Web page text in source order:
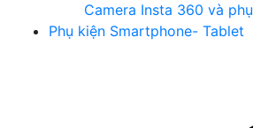
Camera Insta 360 và
Phụ kiện Smartphone- Tablet